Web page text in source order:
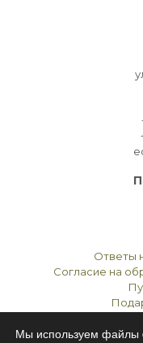
Ответы
Согласие на
Мы используем файлы